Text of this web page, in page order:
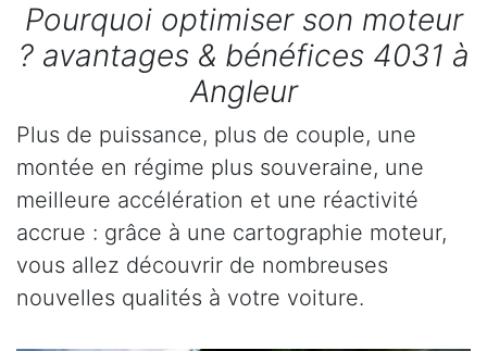
Pourquoi optimiser son moteur
? avantages & bénéfices 4031 à
Angleur
Plus de puissance, plus de couple, une
montée en régime plus souveraine, une
meilleure accélération et une réactivité
accrue : grâce à une cartographie moteur,
vous allez découvrir de nombreuses
nouvelles qualités à votre voiture.